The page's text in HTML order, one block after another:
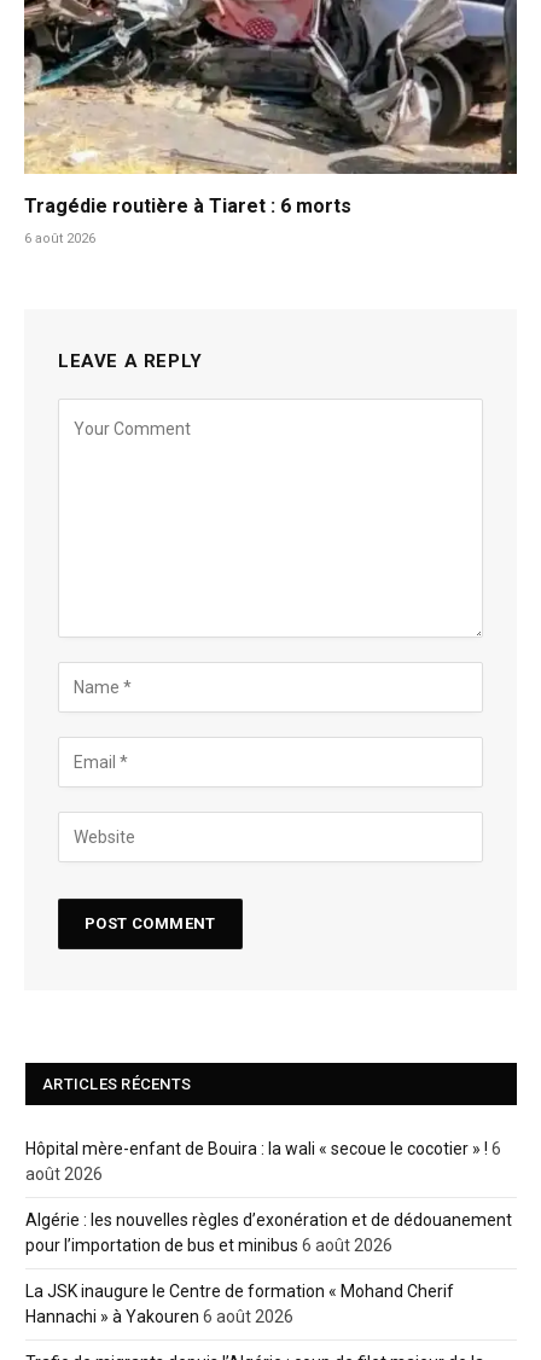
Tragédie routière à Tiaret : 6 morts
6 août 2026
LEAVE A REPLY
ARTICLES RÉCENTS
Hôpital mère-enfant de Bouira : la wali « secoue le cocotier » ! 6
août 2026
Algérie : les nouvelles règles d’exonération et de dédouanement
pour l’importation de bus et minibus 6 août 2026
La JSK inaugure le Centre de formation « Mohand Cherif
Hannachi » à Yakouren 6 août 2026